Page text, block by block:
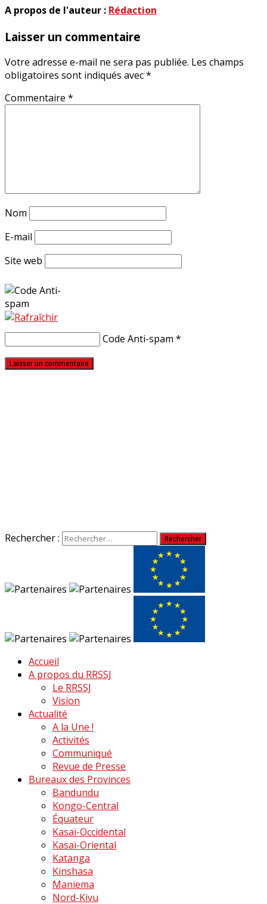
A propos de l'auteur : Rédaction
Laisser un commentaire
Votre adresse e-mail ne sera pas publiée. Les champs
obligatoires sont indiqués avec*
Commentaire *
Nom
E-mail
Site web
Code Anti-spam *
Rechercher :
Accueil
A propos du RRSSJ
Le RRSSJ
Vision
Actualité
A la Une !
Activités
Communiqué
Revue de Presse
Bureaux des Provinces
Bandundu
Kongo-Central
Équateur
Kasaï-Occidental
Kasaï-Oriental
Katanga
Kinshasa
Maniema
Nord-Kivu